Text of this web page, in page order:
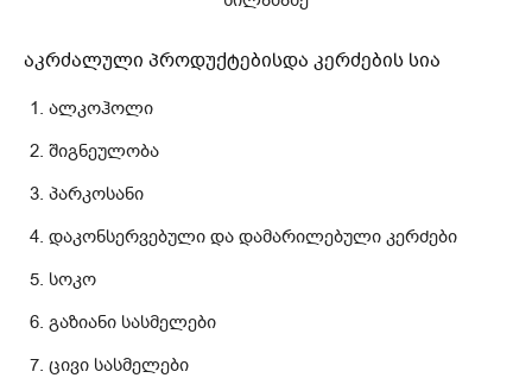
აკრძალული პროდუქტებისდა კერძების სია
ალკოჰოლი
შიგნეულობა
პარკოსანი
დაკონსერვებული და დამარილებული კერძები
სოკო
გაზიანი სასმელები
ცივი სასმელები